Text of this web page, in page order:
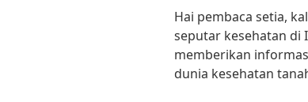
Hai pembaca setia,
seputar kesehatan di
memberikan
dunia kesehatan